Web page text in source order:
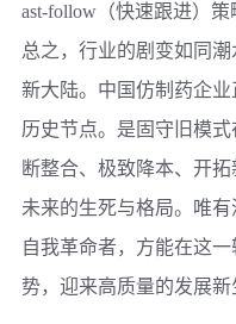
ast-follow（快速跟进）策
总之，行业的剧变如同
新大陆。中国仿制药企
历史节点。是固守旧模
断整合、极致降本、开
未来的生死与格局。唯
自我革命者，方能在这
势，迎来高质量的发展新